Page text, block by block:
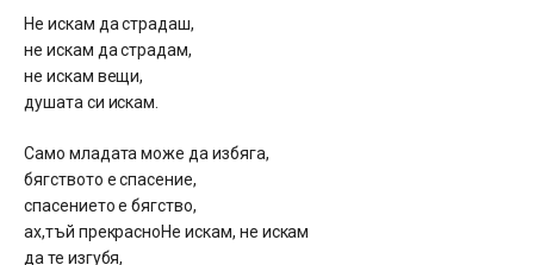
Не искам да страдаш,
не искам да страдам,
не искам вещи,
душата си искам.
Само младата може да избяга,
бягството е спасение,
спасението е бягство,
ах,тъй прекрасноНе искам, не искам
да те изгубя,